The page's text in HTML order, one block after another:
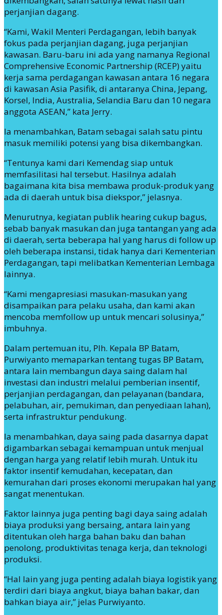
perjanjian dagang.
“Kami, Wakil Menteri Perdagangan, lebih banyak
fokus pada perjanjian dagang, juga perjanjian
kawasan. Baru-baru ini ada yang namanya Regional
Comprehensive Economic Partnership (RCEP) yaitu
kerja sama perdagangan kawasan antara 16 negara
di kawasan Asia Pasifik, di antaranya China, Jepang,
Korsel, India, Australia, Selandia Baru dan 10 negara
anggota ASEAN,” kata Jerry.
Ia menambahkan, Batam sebagai salah satu pintu
masuk memiliki potensi yang bisa dikembangkan.
“Tentunya kami dari Kemendag siap untuk
memfasilitasi hal tersebut. Hasilnya adalah
bagaimana kita bisa membawa produk-produk yang
ada di daerah untuk bisa diekspor,” jelasnya.
Menurutnya, kegiatan publik hearing cukup bagus,
sebab banyak masukan dan juga tantangan yang ada
di daerah, serta beberapa hal yang harus di follow up
oleh beberapa instansi, tidak hanya dari Kementerian
Perdagangan, tapi melibatkan Kementerian Lembaga
lainnya.
“Kami mengapresiasi masukan-masukan yang
disampaikan para pelaku usaha, dan kami akan
mencoba memfollow up untuk mencari solusinya,”
imbuhnya.
Dalam pertemuan itu, Plh. Kepala BP Batam,
Purwiyanto memaparkan tentang tugas BP Batam,
antara lain membangun daya saing dalam hal
investasi dan industri melalui pemberian insentif,
perjanjian perdagangan, dan pelayanan (bandara,
pelabuhan, air, pemukiman, dan penyediaan lahan),
serta infrastruktur pendukung.
Ia menambahkan, daya saing pada dasarnya dapat
digambarkan sebagai kemampuan untuk menjual
dengan harga yang relatif lebih murah. Untuk itu
faktor insentif kemudahan, kecepatan, dan
kemurahan dari proses ekonomi merupakan hal yang
sangat menentukan.
Faktor lainnya juga penting bagi daya saing adalah
biaya produksi yang bersaing, antara lain yang
ditentukan oleh harga bahan baku dan bahan
penolong, produktivitas tenaga kerja, dan teknologi
produksi.
“Hal lain yang juga penting adalah biaya logistik yang
terdiri dari biaya angkut, biaya bahan bakar, dan
bahkan biaya air,” jelas Purwiyanto.